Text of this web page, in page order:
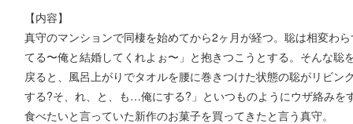
【内容】
真守のマンションで同棲を始めてから2ヶ月が経つ。聡は相変わ
てる〜俺と結婚してくれよぉ〜」と抱きつこうとする。そんな
戻ると、風呂上がりでタオルを腰に巻きつけた状態の聡がリビ
する?そ、れ、と、も…俺にする?」といつものようにウザ絡みを
食べたいと言っていた新作のお菓子を買ってきたと言う真守。